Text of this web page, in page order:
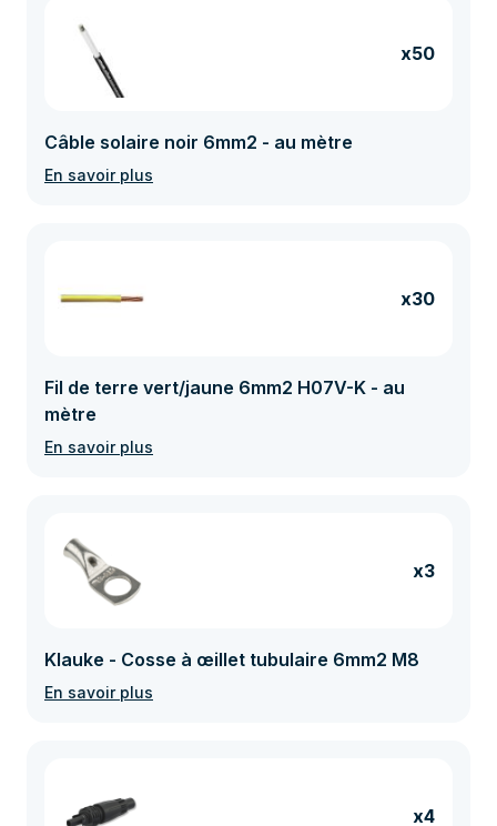
x50
Câble solaire noir 6mm2 - au mètre
En savoir plus
x30
Fil de terre vert/jaune 6mm2 H07V-K - au
mètre
En savoir plus
x3
Klauke - Cosse à œillet tubulaire 6mm2 M8
En savoir plus
x4